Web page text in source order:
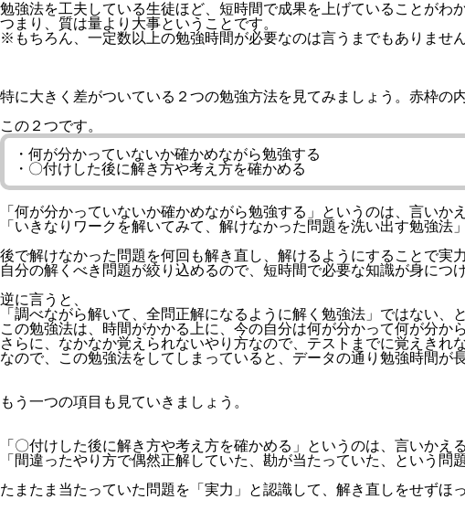
勉強法を工夫している生徒ほど、 短時間で成果を上げている ことがわ
つまり、 質は量より大事ということです。
※もちろん、一定数以上の勉強時間が必要なのは言うまでもありませ
特に大きく差がついている２つの勉強方法を見てみましょう。赤枠の内
この２つです。
・何が分かっていないか確かめながら勉強する
・〇付けした後に解き方や考え方を確かめる
「何が分かっていないか確かめながら勉強する」
というのは、言いか
「いきなりワークを解いてみて、解けなかった問題を洗い出す勉強法」
後で解けなかった問題を何回も解き直し、解けるようにすることで実
自分の解くべき問題が絞り込めるので、短時間で必要な知識が身につ
逆に言うと、
「調べながら解いて、全問正解になるように解く勉強法」 ではない、
この勉強法は、時間がかかる上に、今の自分は何が分かって何が分か
さらに、なかなか覚えられないやり方なので、テストまでに覚えきれ
なので、この勉強法をしてしまっていると、データの通り勉強時間が
もう一つの項目も見ていきましょう。
「 〇付けした後に解き方や考え方を確かめる 」というのは、言いかえる
「間違ったやり方で偶然正解していた、勘が当たっていた、という問
たまたま当たっていた問題を「実力」と認識して、解き直しをせずほ